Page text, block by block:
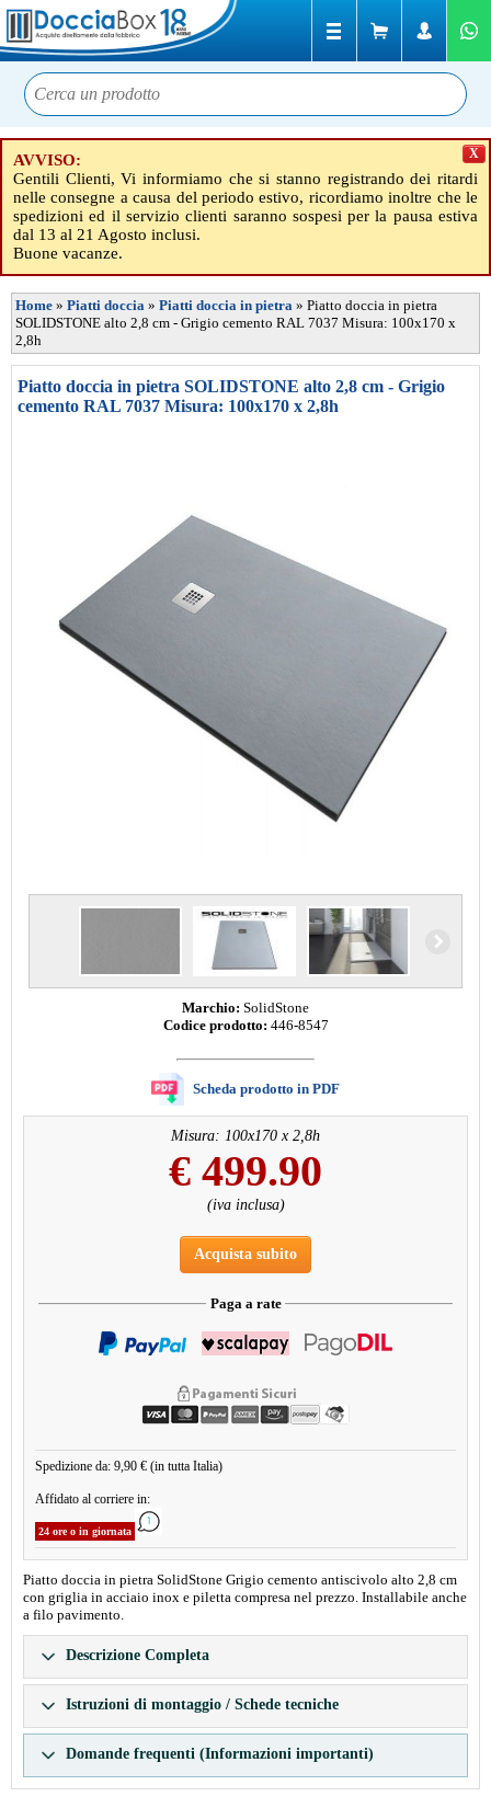
AVVISO:
Gentili Clienti, Vi informiamo che si stanno registrando dei ritardi
nelle consegne a causa del periodo estivo, ricordiamo inoltre che le
spedizioni ed il servizio clienti saranno sospesi per la pausa estiva
dal 13 al 21 Agosto inclusi.
Buone vacanze.
X
Home » Piatti doccia » Piatti doccia in pietra » Piatto doccia in pietra
SOLIDSTONE alto 2,8 cm - Grigio cemento RAL 7037 Misura: 100x170 x
2,8h
Piatto doccia in pietra SOLIDSTONE alto 2,8 cm - Grigio
cemento RAL 7037 Misura: 100x170 x 2,8h
Marchio: SolidStone
Codice prodotto: 446-8547
Scheda prodotto in PDF
Misura: 100x170 x 2,8h
€ 499.90
(iva inclusa)
Acquista subito
Paga a rate
Spedizione da: 9,90 € (in tutta Italia)
Affidato al corriere in:
24 ore o in giornata
Piatto doccia in pietra SolidStone Grigio cemento antiscivolo alto 2,8 cm
con griglia in acciaio inox e piletta compresa nel prezzo. Installabile anche
a filo pavimento.
Descrizione Completa
Istruzioni di montaggio / Schede tecniche
Domande frequenti (Informazioni importanti)